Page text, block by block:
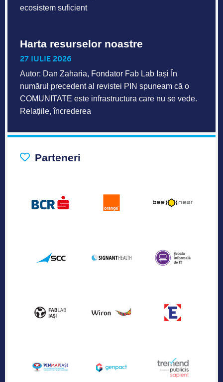
ecosistem suficient
Harta resurselor noastre
27 IULIE 2026
Autor: Dan Zaharia, Fondator Fab Lab Iași În
numărul precedent al revistei PIN spuneam că o
COMUNITATE este infrastructura care nu se vede.
Relațiile, încrederea
Parteneri